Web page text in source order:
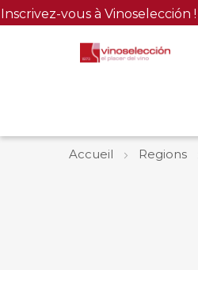
Inscrivez-vous à Vinoselección !
Accueil Regions